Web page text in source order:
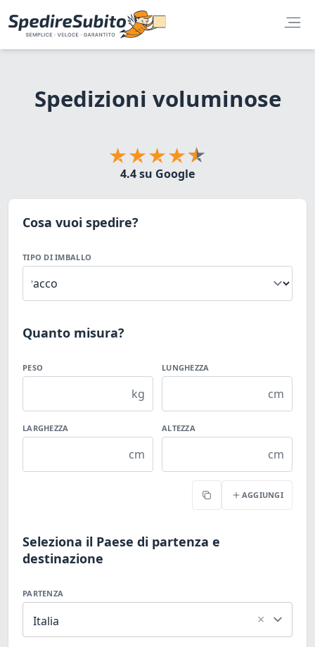
Spedizioni voluminose
4.4 su Google
Cosa vuoi spedire?
TIPO DI IMBALLO
Quanto misura?
PESO
kg
LUNGHEZZA
cm
LARGHEZZA
cm
ALTEZZA
cm
Copia AGGIUNGI
Seleziona il Paese di partenza e
destinazione
PARTENZA
Italia ×